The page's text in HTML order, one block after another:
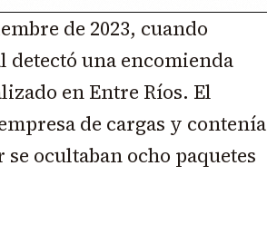
de 2023, cuando
detectó una encomienda
en Entre Ríos. El
de cargas y contenía
ocultaban ocho paquetes